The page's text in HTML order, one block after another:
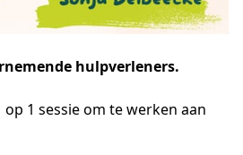
hulpverleners.
1 sessie om te werken aan